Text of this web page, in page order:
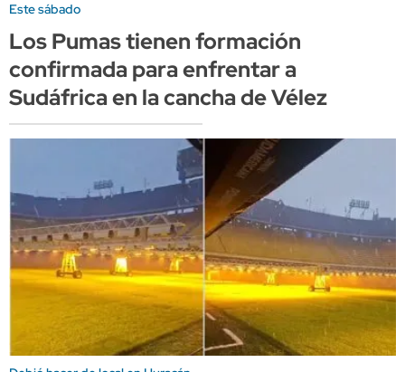
Este sábado
Los Pumas tienen formación
confirmada para enfrentar a
Sudáfrica en la cancha de Vélez